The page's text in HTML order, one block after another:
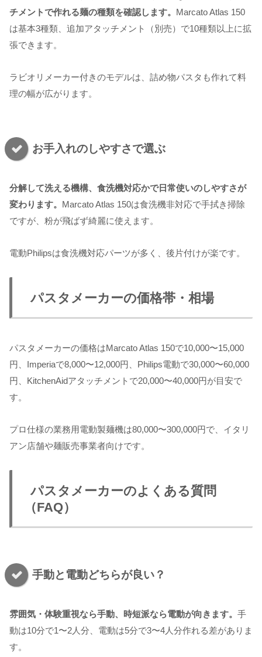
チメントで作れる麺の種類を確認します。 Marcato Atlas 150
は基本3種類、追加アタッチメント（別売）で10種類以上に拡
張できます。
ラビオリメーカー付きのモデルは、詰め物パスタも作れて料
理の幅が広がります。
お手入れのしやすさで選ぶ
分解して洗える機構、食洗機対応かで日常使いのしやすさが
変わります。 Marcato Atlas 150は食洗機非対応で手拭き掃除
ですが、粉が飛ばず綺麗に使えます。
電動Philipsは食洗機対応パーツが多く、後片付けが楽です。
パスタメーカーの価格帯・相場
パスタメーカーの価格はMarcato Atlas 150で10,000〜15,000
円、Imperiaで8,000〜12,000円、Philips電動で30,000〜60,000
円、KitchenAidアタッチメントで20,000〜40,000円が目安で
す。
プロ仕様の業務用電動製麺機は80,000〜300,000円で、イタリ
アン店舗や麺販売事業者向けです。
パスタメーカーのよくある質問
（FAQ）
手動と電動どちらが良い？
雰囲気・体験重視なら手動、時短派なら電動が向きます。 手
動は10分で1〜2人分、電動は5分で3〜4人分作れる差がありま
す。